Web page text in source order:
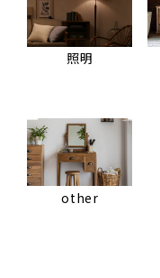
照明
other